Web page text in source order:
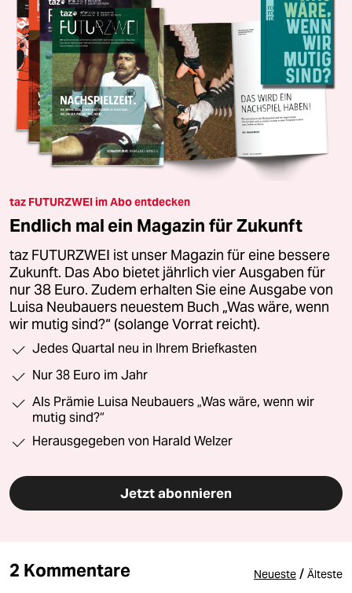
taz FUTURZWEI im Abo entdecken
Endlich mal ein Magazin für Zukunft
taz FUTURZWEI ist unser Magazin für eine bessere
Zukunft. Das Abo bietet jährlich vier Ausgaben für
nur 38 Euro. Zudem erhalten Sie eine Ausgabe von
Luisa Neubauers neuestem Buch „Was wäre, wenn
wir mutig sind?“ (solange Vorrat reicht).
Jedes Quartal neu in Ihrem Briefkasten
Nur 38 Euro im Jahr
Als Prämie Luisa Neubauers „Was wäre, wenn wir
mutig sind?“
Herausgegeben von Harald Welzer
Jetzt abonnieren
2 Kommentare Neueste / Älteste